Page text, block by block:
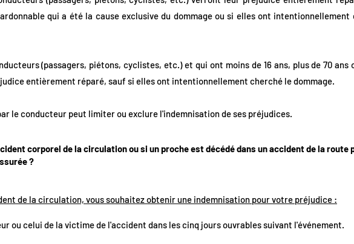
qui a été la cause exclusive du dommage ou si elles ont intentionnellement
(passagers, piétons, cyclistes, etc.) et qui ont moins de 16 ans, plus de 70 ans
entièrement réparé, sauf si elles ont intentionnellement cherché le dommage.
le conducteur peut limiter ou exclure l'indemnisation de ses préjudices.
corporel de la circulation ou si un proche est décédé dans un accident de la route
?
de la circulation, vous souhaitez obtenir une indemnisation pour votre préjudice :
ou celui de la victime de l'accident dans les cinq jours ouvrables suivant l'événement.